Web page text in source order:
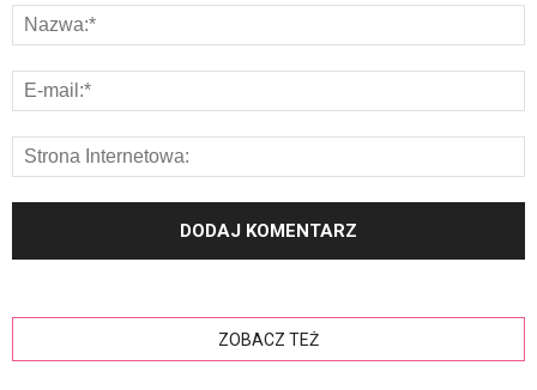
ZOBACZ TEŻ